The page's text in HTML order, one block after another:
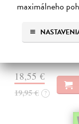
maximálneho
| Kniha
Legenda o páde
sveta. Zlo
obrovských armád,
18,55 €
19,95 € ?